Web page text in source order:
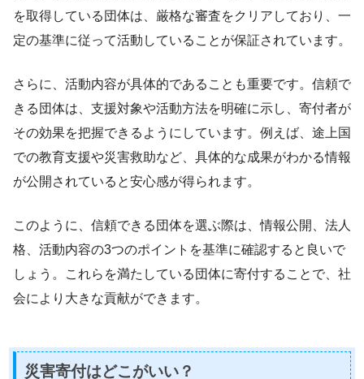
を取得している団体は、厳格な審査をクリアしており、一
定の基準に従って活動していることが保証されています。
さらに、活動内容が具体的であることも重要です。信頼で
きる団体は、支援対象や活動方法を明確に示し、寄付者が
その効果を把握できるようにしています。例えば、途上国
での教育支援や災害救助など、具体的な成果がわかる情報
が公開されていると安心感が得られます。
このように、信頼できる団体を選ぶ際は、情報公開、法人
格、活動内容の3つのポイントを基準に確認すると良いで
しょう。これらを満たしている団体に寄付することで、社
会により大きな貢献ができます。
災害寄付はどこがいい？